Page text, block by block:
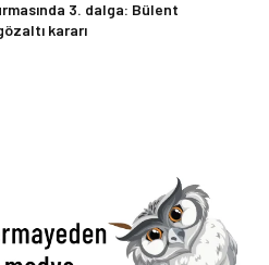
3. dalga: Bülent
kararı